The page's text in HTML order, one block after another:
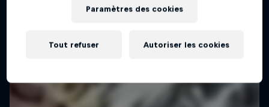
Paramètres des cookies
Tout refuser Autoriser les cookies